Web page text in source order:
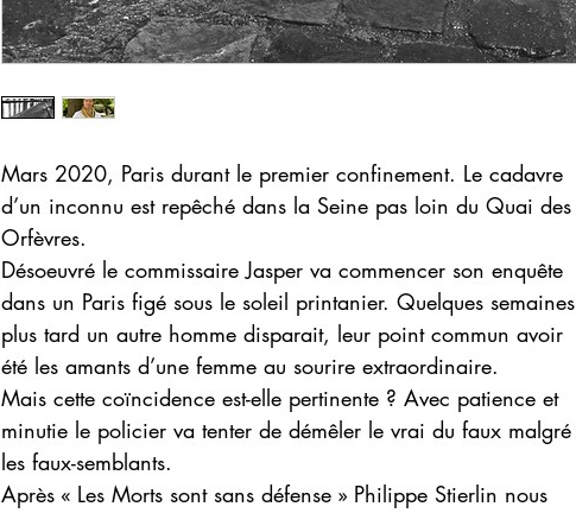
Mars 2020, Paris durant le premier confinement. Le cadavre
d’un inconnu est repêché dans la Seine pas loin du Quai des
Orfèvres.
Désoeuvré le commissaire Jasper va commencer son enquête
dans un Paris figé sous le soleil printanier. Quelques semaines
plus tard un autre homme disparait, leur point commun avoir
été les amants d’une femme au sourire extraordinaire.
Mais cette coïncidence est-elle pertinente ? Avec patience et
minutie le policier va tenter de démêler le vrai du faux malgré
les faux-semblants.
Après « Les Morts sont sans défense » Philippe Stierlin nous